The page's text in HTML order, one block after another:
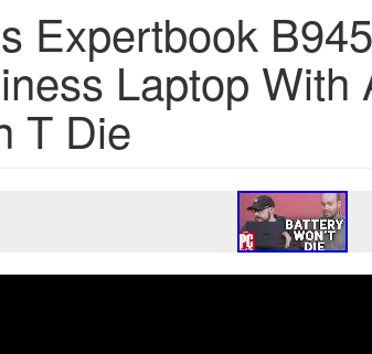
Expertbook
Laptop With
T Die